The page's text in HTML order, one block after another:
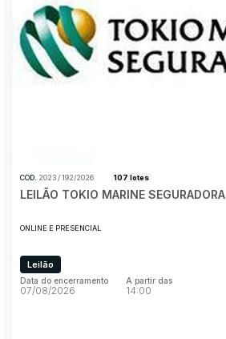
Utilitário
R$ até R$
COD. 2023 / 192/2026 107 lotes
LEILÃO TOKIO MARINE SEGURADORA
ONLINE E PRESENCIAL
Leilão
Data do encerramento
07/08/2026
A partir das
14:00